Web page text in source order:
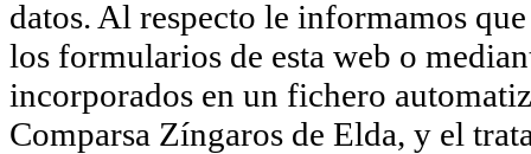
datos. Al respecto le informamos
los formularios de esta web o
incorporados en un fichero
Comparsa Zíngaros de Elda, y el